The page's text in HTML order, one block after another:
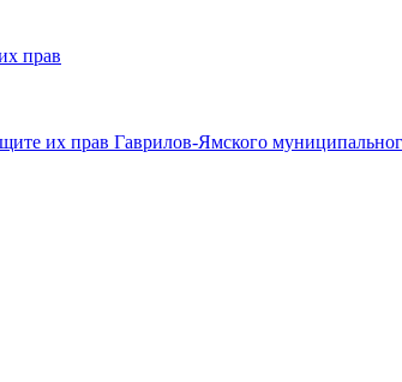
прав
их прав Гаврилов-Ямского